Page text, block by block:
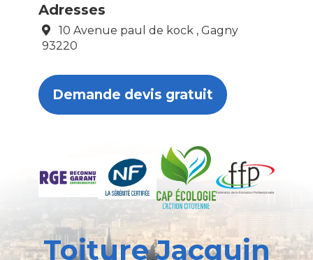
Adresses
10 Avenue paul de kock , Gagny
93220
Demande devis gratuit
Toiture Jacquin